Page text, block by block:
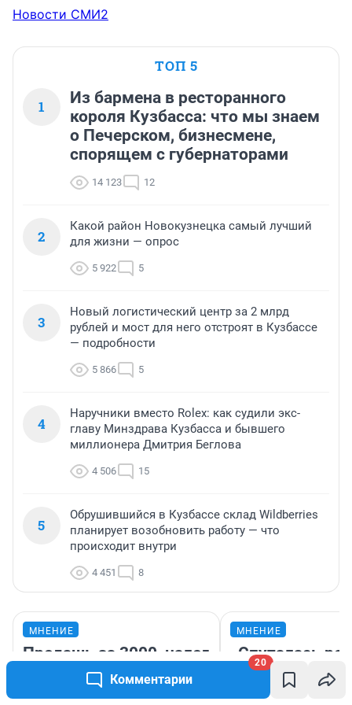
Комментарии
20
Новости СМИ2
ТОП 5
1
Из бармена в ресторанного
короля Кузбасса: что мы знаем
о Печерском, бизнесмене,
спорящем с губернаторами
14 123 12
2
Какой район Новокузнецка самый лучший
для жизни — опрос
5 922 5
3
Новый логистический центр за 2 млрд
рублей и мост для него отстроят в Кузбассе
— подробности
5 866 5
4
Наручники вместо Rolex: как судили экс-
главу Минздрава Кузбасса и бывшего
миллионера Дмитрия Беглова
4 506 15
5
Обрушившийся в Кузбассе склад Wildberries
планирует возобновить работу — что
происходит внутри
4 451 8
МНЕНИЕ
Продашь за 3000, налог
возьмут с 4000. Что
нам готовит новый
МНЕНИЕ
«Спуталась
пургу». Врач —
смертельном